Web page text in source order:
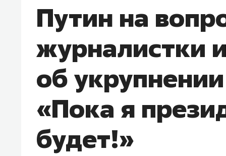
Путин на
журналистки
об
«Пока я
будет!»